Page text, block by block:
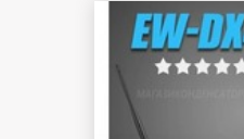
Thomann Le
peu servi et
état de
micros sont
euros so...